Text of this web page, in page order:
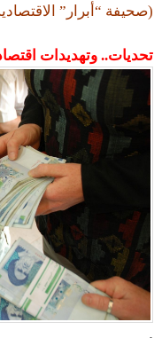
(صحيفة “أبرار”
تحديات.. وتهديدات